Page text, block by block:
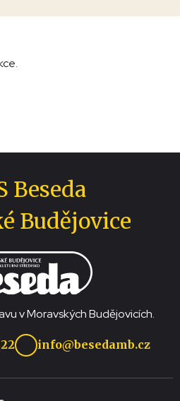
Beseda
Budějovice
v Moravských Budějovicích.
info@besedamb.cz